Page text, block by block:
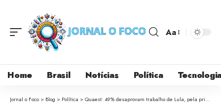
Aa
Home Brasil Notícias Política
Jornal o Foco > Blog > Política >Quaest: 49% desaprovam trabalho de Lula, pela primeira vez o índice é superior à aprovação